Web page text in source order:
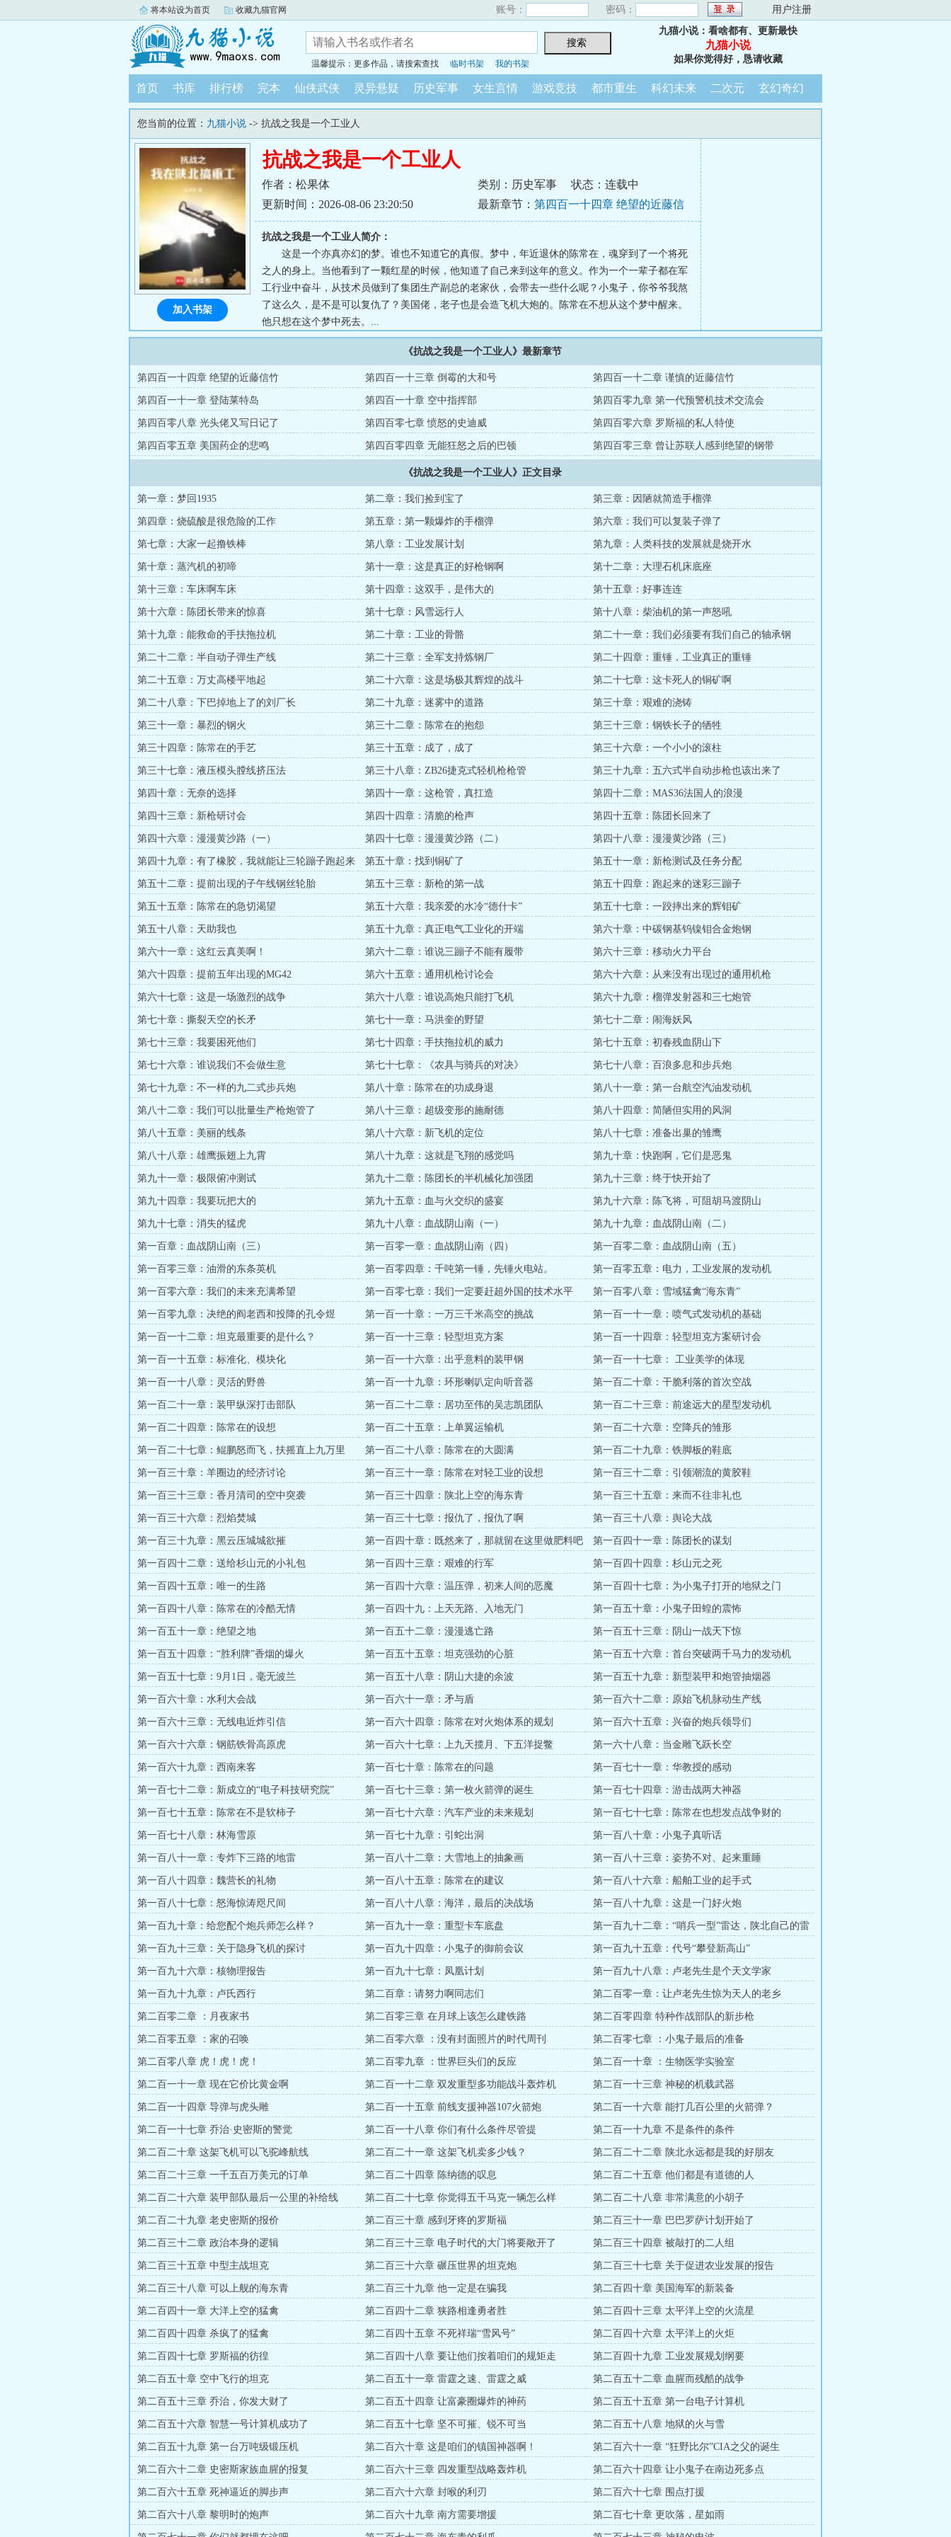
将本站设为首页 收藏九猫官网 账号： 密码： 用户注册
温馨提示：更多作品，请搜索查找 临时书架 我的书架
九猫小说：看啥都有、更新最快
九猫小说
如果你觉得好，恳请收藏
首页 书库 排行榜 完本 仙侠武侠 灵异悬疑 历史军事 女生言情 游戏竞技 都市重生 科幻未来 二次元 玄幻奇幻
您当前的位置： 九猫小说 -> 抗战之我是一个工业人
抗战之我是一个工业人
作者：松果体 类别：历史军事
状态：连载中
更新时间：2026-08-06 23:20:50
最新章节： 第四百一十四章 绝望的近藤信
竹
抗战之我是一个工业人简介：
这是一个亦真亦幻的梦。谁也不知道它的真假。梦中，年近退休的陈常在，魂穿到了一个将死
之人的身上。当他看到了一颗红星的时候，他知道了自己来到这年的意义。作为一个一辈子都在军
工行业中奋斗，从技术员做到了集团生产副总的老家伙，会带去一些什么呢？小鬼子，你爷爷我熬
了这么久，是不是可以复仇了？美国佬，老子也是会造飞机大炮的。陈常在不想从这个梦中醒来。
他只想在这个梦中死去。...
加入书架
《抗战之我是一个工业人》最新章节
第四百一十四章 绝望的近藤信竹 第四百一十三章 倒霉的大和号 第四百一十二章 谨慎的近藤信竹
第四百一十一章 登陆莱特岛 第四百一十章 空中指挥部 第四百零九章 第一代预警机技术交流会
第四百零八章 光头佬又写日记了 第四百零七章 愤怒的史迪威 第四百零六章 罗斯福的私人特使
第四百零五章 美国药企的悲鸣 第四百零四章 无能狂怒之后的巴顿 第四百零三章 曾让苏联人感到绝望的钢带
《抗战之我是一个工业人》正文目录
第一章：梦回1935 第二章：我们捡到宝了 第三章：因陋就简造手榴弹
第四章：烧硫酸是很危险的工作 第五章：第一颗爆炸的手榴弹 第六章：我们可以复装子弹了
第七章：大家一起撸铁棒 第八章：工业发展计划 第九章：人类科技的发展就是烧开水
第十章：蒸汽机的初啼 第十一章：这是真正的好枪钢啊 第十二章：大理石机床底座
第十三章：车床啊车床 第十四章：这双手，是伟大的 第十五章：好事连连
第十六章：陈团长带来的惊喜 第十七章：风雪远行人 第十八章：柴油机的第一声怒吼
第十九章：能救命的手扶拖拉机 第二十章：工业的骨骼 第二十一章：我们必须要有我们自己的轴承钢
第二十二章：半自动子弹生产线 第二十三章：全军支持炼钢厂 第二十四章：重锤，工业真正的重锤
第二十五章：万丈高楼平地起 第二十六章：这是场极其辉煌的战斗 第二十七章：这卡死人的铜矿啊
第二十八章：下巴掉地上了的刘厂长 第二十九章：迷雾中的道路 第三十章：艰难的浇铸
第三十一章：暴烈的钢火 第三十二章：陈常在的抱怨 第三十三章：钢铁长子的牺牲
第三十四章：陈常在的手艺 第三十五章：成了，成了 第三十六章：一个小小的滚柱
第三十七章：液压模头膛线挤压法 第三十八章：ZB26捷克式轻机枪枪管 第三十九章：五六式半自动步枪也该出来了
第四十章：无奈的选择 第四十一章：这枪管，真扛造 第四十二章：MAS36法国人的浪漫
第四十三章：新枪研讨会 第四十四章：清脆的枪声 第四十五章：陈团长回来了
第四十六章：漫漫黄沙路（一） 第四十七章：漫漫黄沙路（二） 第四十八章：漫漫黄沙路（三）
第四十九章：有了橡胶，我就能让三轮蹦子跑起来 第五十章：找到铜矿了 第五十一章：新枪测试及任务分配
第五十二章：提前出现的子午线钢丝轮胎 第五十三章：新枪的第一战 第五十四章：跑起来的迷彩三蹦子
第五十五章：陈常在的急切渴望 第五十六章：我亲爱的水冷“德什卡” 第五十七章：一跤摔出来的辉钼矿
第五十八章：天助我也 第五十九章：真正电气工业化的开端 第六十章：中碳钢基钨镍钼合金炮钢
第六十一章：这红云真美啊！ 第六十二章：谁说三蹦子不能有履带 第六十三章：移动火力平台
第六十四章：提前五年出现的MG42 第六十五章：通用机枪讨论会 第六十六章：从来没有出现过的通用机枪
第六十七章：这是一场激烈的战争 第六十八章：谁说高炮只能打飞机 第六十九章：榴弹发射器和三七炮管
第七十章：撕裂天空的长矛 第七十一章：马洪奎的野望 第七十二章：闹海妖风
第七十三章：我要困死他们 第七十四章：手扶拖拉机的威力 第七十五章：初春残血阴山下
第七十六章：谁说我们不会做生意 第七十七章：《农具与骑兵的对决》 第七十八章：百浪多息和步兵炮
第七十九章：不一样的九二式步兵炮 第八十章：陈常在的功成身退 第八十一章：第一台航空汽油发动机
第八十二章：我们可以批量生产枪炮管了 第八十三章：超级变形的施耐德 第八十四章：简陋但实用的风洞
第八十五章：美丽的线条 第八十六章：新飞机的定位 第八十七章：准备出巢的雏鹰
第八十八章：雄鹰振翅上九霄 第八十九章：这就是飞翔的感觉吗 第九十章：快跑啊，它们是恶鬼
第九十一章：极限俯冲测试 第九十二章：陈团长的半机械化加强团 第九十三章：终于快开始了
第九十四章：我要玩把大的 第九十五章：血与火交织的盛宴 第九十六章：陈飞将，可阻胡马渡阴山
第九十七章：消失的猛虎 第九十八章：血战阴山南（一） 第九十九章：血战阴山南（二）
第一百章：血战阴山南（三） 第一百零一章：血战阴山南（四） 第一百零二章：血战阴山南（五）
第一百零三章：油滑的东条英机 第一百零四章：千吨第一锤，先锤火电站。 第一百零五章：电力，工业发展的发动机
第一百零六章：我们的未来充满希望 第一百零七章：我们一定要赶超外国的技术水平 第一百零八章：雪域猛禽“海东青”
第一百零九章：决绝的阎老西和投降的孔令煜 第一百一十章：一万三千米高空的挑战 第一百一十一章：喷气式发动机的基础
第一百一十二章：坦克最重要的是什么？ 第一百一十三章：轻型坦克方案 第一百一十四章：轻型坦克方案研讨会
第一百一十五章：标准化、模块化 第一百一十六章：出乎意料的装甲钢 第一百一十七章： 工业美学的体现
第一百一十八章：灵活的野兽 第一百一十九章：环形喇叭定向听音器 第一百二十章：干脆利落的首次空战
第一百二十一章：装甲纵深打击部队 第一百二十二章：居功至伟的吴志凯团队 第一百二十三章：前途远大的星型发动机
第一百二十四章：陈常在的设想 第一百二十五章：上单翼运输机 第一百二十六章：空降兵的雏形
第一百二十七章：鲲鹏怒而飞，扶摇直上九万里 第一百二十八章：陈常在的大圆满 第一百二十九章：铁脚板的鞋底
第一百三十章：羊圈边的经济讨论 第一百三十一章：陈常在对轻工业的设想 第一百三十二章：引领潮流的黄胶鞋
第一百三十三章：香月清司的空中突袭 第一百三十四章：陕北上空的海东青 第一百三十五章：来而不往非礼也
第一百三十六章：烈焰焚城 第一百三十七章：报仇了，报仇了啊 第一百三十八章：舆论大战
第一百三十九章：黑云压城城欲摧 第一百四十章：既然来了，那就留在这里做肥料吧 第一百四十一章：陈团长的谋划
第一百四十二章：送给杉山元的小礼包 第一百四十三章：艰难的行军 第一百四十四章：杉山元之死
第一百四十五章：唯一的生路 第一百四十六章：温压弹，初来人间的恶魔 第一百四十七章：为小鬼子打开的地狱之门
第一百四十八章：陈常在的冷酷无情 第一百四十九：上天无路、入地无门 第一百五十章：小鬼子田蝗的震怖
第一百五十一章：绝望之地 第一百五十二章：漫漫逃亡路 第一百五十三章：阴山一战天下惊
第一百五十四章：“胜利牌”香烟的爆火 第一百五十五章：坦克强劲的心脏 第一百五十六章：首台突破两千马力的发动机
第一百五十七章：9月1日，毫无波兰 第一百五十八章：阴山大捷的余波 第一百五十九章：新型装甲和炮管抽烟器
第一百六十章：水利大会战 第一百六十一章：矛与盾 第一百六十二章：原始飞机脉动生产线
第一百六十三章：无线电近炸引信 第一百六十四章：陈常在对火炮体系的规划 第一百六十五章：兴奋的炮兵领导们
第一百六十六章：钢筋铁骨高原虎 第一百六十七章：上九天揽月、下五洋捉鳖 第一六十八章：当金雕飞跃长空
第一百六十九章：西南来客 第一百七十章：陈常在的问题 第一百七十一章：华教授的感动
第一百七十二章：新成立的“电子科技研究院” 第一百七十三章：第一枚火箭弹的诞生 第一百七十四章：游击战两大神器
第一百七十五章：陈常在不是软柿子 第一百七十六章：汽车产业的未来规划 第一百七十七章：陈常在也想发点战争财的
第一百七十八章：林海雪原 第一百七十九章：引蛇出洞 第一百八十章：小鬼子真听话
第一百八十一章：专炸下三路的地雷 第一百八十二章：大雪地上的抽象画 第一百八十三章：姿势不对、起来重睡
第一百八十四章：魏营长的礼物 第一百八十五章：陈常在的建议 第一百八十六章：船舶工业的起手式
第一百八十七章：怒海惊涛咫尺间 第一百八十八章：海洋，最后的决战场 第一百八十九章：这是一门好火炮
第一百九十章：给您配个炮兵师怎么样？ 第一百九十一章：重型卡车底盘
第一百九十二章：“哨兵一型”雷达，陕北自己的雷
达
第一百九十三章：关于隐身飞机的探讨 第一百九十四章：小鬼子的御前会议 第一百九十五章：代号“攀登新高山”
第一百九十六章：核物理报告 第一百九十七章：凤凰计划 第一百九十八章：卢老先生是个天文学家
第一百九十九章：卢氏西行 第二百章：请努力啊同志们 第二百零一章：让卢老先生惊为天人的老乡
第二百零二章 ：月夜家书 第二百零三章 在月球上该怎么建铁路 第二百零四章 特种作战部队的新步枪
第二百零五章 ：家的召唤 第二百零六章 ：没有封面照片的时代周刊 第二百零七章 ：小鬼子最后的准备
第二百零八章 虎！虎！虎！ 第二百零九章 ：世界巨头们的反应 第二百一十章 ：生物医学实验室
第二百一十一章 现在它价比黄金啊 第二百一十二章 双发重型多功能战斗轰炸机 第二百一十三章 神秘的机载武器
第二百一十四章 导弹与虎头雕 第二百一十五章 前线支援神器107火箭炮 第二百一十六章 能打几百公里的火箭弹？
第二百一十七章 乔治·史密斯的警觉 第二百一十八章 你们有什么条件尽管提 第二百一十九章 不是条件的条件
第二百二十章 这架飞机可以飞驼峰航线 第二百二十一章 这架飞机卖多少钱？ 第二百二十二章 陕北永远都是我的好朋友
第二百二十三章 一千五百万美元的订单 第二百二十四章 陈纳德的叹息 第二百二十五章 他们都是有道德的人
第二百二十六章 装甲部队最后一公里的补给线 第二百二十七章 你觉得五千马克一辆怎么样 第二百二十八章 非常满意的小胡子
第二百二十九章 老史密斯的报价 第二百三十章 感到牙疼的罗斯福 第二百三十一章 巴巴罗萨计划开始了
第二百三十二章 政治本身的逻辑 第二百三十三章 电子时代的大门将要敞开了 第二百三十四章 被敲打的二人组
第二百三十五章 中型主战坦克 第二百三十六章 碾压世界的坦克炮 第二百三十七章 关于促进农业发展的报告
第二百三十八章 可以上舰的海东青 第二百三十九章 他一定是在骗我 第二百四十章 美国海军的新装备
第二百四十一章 大洋上空的猛禽 第二百四十二章 狭路相逢勇者胜 第二百四十三章 太平洋上空的火流星
第二百四十四章 杀疯了的猛禽 第二百四十五章 不死祥瑞“雪风号” 第二百四十六章 太平洋上的火炬
第二百四十七章 罗斯福的彷徨 第二百四十八章 要让他们按着咱们的规矩走 第二百四十九章 工业发展规划纲要
第二百五十章 空中飞行的坦克 第二百五十一章 雷霆之速、雷霆之威 第二百五十二章 血腥而残酷的战争
第二百五十三章 乔治，你发大财了 第二百五十四章 让富豪圈爆炸的神药 第二百五十五章 第一台电子计算机
第二百五十六章 智慧一号计算机成功了 第二百五十七章 坚不可摧、锐不可当 第二百五十八章 地狱的火与雪
第二百五十九章 第一台万吨级锻压机 第二百六十章 这是咱们的镇国神器啊！ 第二百六十一章 “狂野比尔”CIA之父的诞生
第二百六十二章 史密斯家族血腥的报复 第二百六十三章 四发重型战略轰炸机 第二百六十四章 让小鬼子在南边死多点
第二百六十五章 死神逼近的脚步声 第二百六十六章 封喉的利刃 第二百六十七章 围点打援
第二百六十八章 黎明时的炮声 第二百六十九章 南方需要增援 第二百七十章 更吹落，星如雨